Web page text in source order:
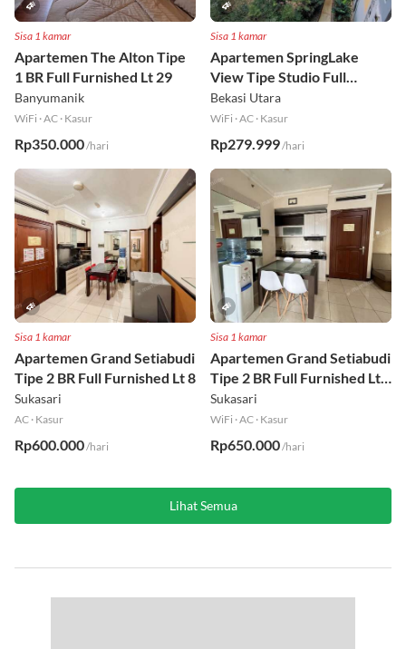
Sisa 1 kamar
Apartemen The Alton Tipe
1 BR Full Furnished Lt 29
Banyumanik
WiFi ·AC · Kasur
Rp350.000/hari
Sisa 1 kamar
Apartemen SpringLake
View Tipe Studio Full
Furnished Lt 2
Bekasi Utara
WiFi ·AC · Kasur
Rp279.999/hari
Sisa 1 kamar
Apartemen Grand Setiabudi
Tipe 2 BR Full Furnished Lt 8
Sukasari
AC · Kasur
Rp600.000/hari
Sisa 1 kamar
Apartemen Grand Setiabudi
Tipe 2 BR Full Furnished Lt
19
Sukasari
WiFi ·AC · Kasur
Rp650.000/hari
Lihat Semua